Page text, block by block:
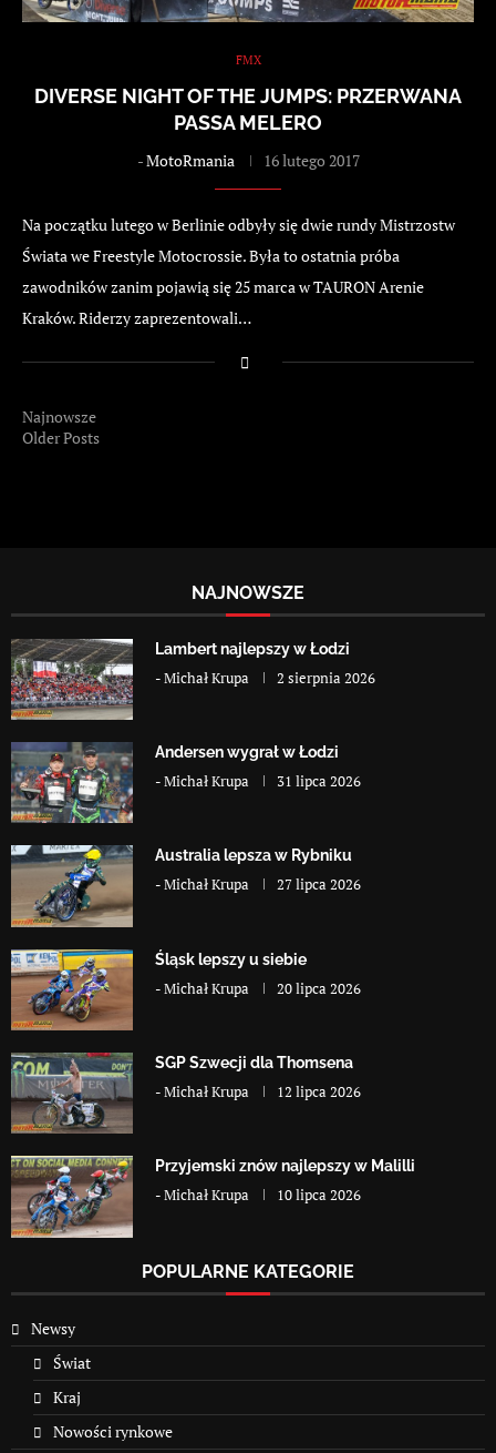
FMX
DIVERSE NIGHT OF THE JUMPS: PRZERWANA
PASSA MELERO
-MotoRmania 16 lutego 2017
Na początku lutego w Berlinie odbyły się dwie rundy Mistrzostw
Świata we Freestyle Motocrossie. Była to ostatnia próba
zawodników zanim pojawią się 25 marca w TAURON Arenie
Kraków. Riderzy zaprezentowali…
Najnowsze
Older Posts
NAJNOWSZE
Lambert najlepszy w Łodzi
-Michał Krupa 2 sierpnia 2026
Andersen wygrał w Łodzi
-Michał Krupa 31 lipca 2026
Australia lepsza w Rybniku
-Michał Krupa 27 lipca 2026
Śląsk lepszy u siebie
-Michał Krupa 20 lipca 2026
SGP Szwecji dla Thomsena
-Michał Krupa 12 lipca 2026
Przyjemski znów najlepszy w Malilli
-Michał Krupa 10 lipca 2026
POPULARNE KATEGORIE
Newsy
Świat
Kraj
Nowości rynkowe